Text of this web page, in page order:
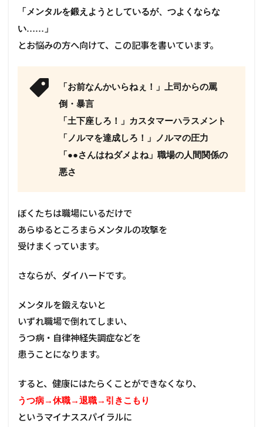
「メンタルを鍛えようとしているが、つよくならな
い……」
とお悩みの方へ向けて、この記事を書いています。
「お前なんかいらねぇ！」上司からの罵
倒・暴言
「土下座しろ！」カスタマーハラスメント
「ノルマを達成しろ！」ノルマの圧力
「●●さんはねダメよね」職場の人間関係の
悪さ
ぼくたちは職場にいるだけで
あらゆるところまらメンタルの攻撃を
受けまくっています。
さならが、ダイハードです。
メンタルを鍛えないと
いずれ職場で倒れてしまい、
うつ病・自律神経失調症などを
患うことになります。
すると、健康にはたらくことができなくなり、
うつ病→休職→退職→引きこもり
というマイナススパイラルに